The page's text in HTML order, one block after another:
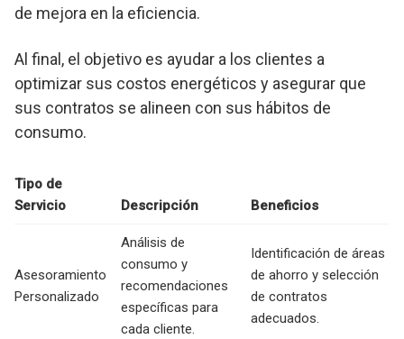
de mejora en la eficiencia.
Al final, el objetivo es ayudar a los clientes a
optimizar sus costos energéticos y asegurar que
sus contratos se alineen con sus hábitos de
consumo.
Tipo de
Servicio
Descripción Beneficios
Asesoramiento
Personalizado
Análisis de
consumo y
recomendaciones
específicas para
cada cliente.
Identificación de áreas
de ahorro y selección
de contratos
adecuados.